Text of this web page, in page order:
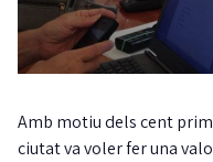
Amb motiu dels cent
ciutat va voler fer una